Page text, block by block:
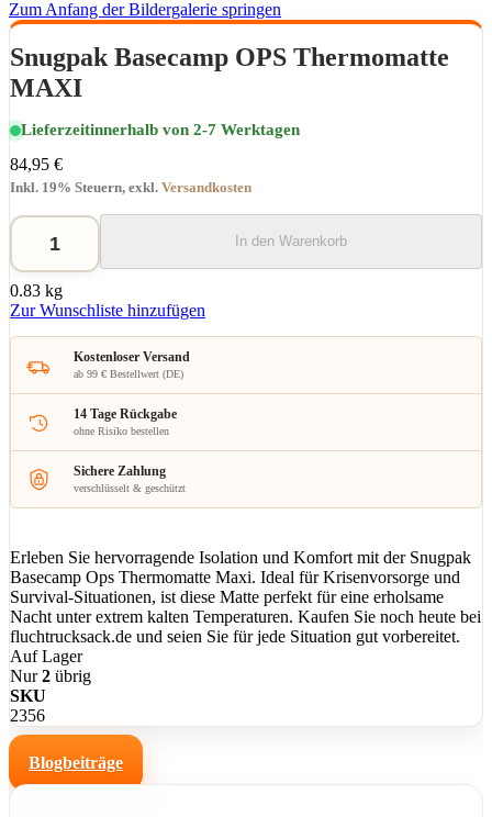
Zum Anfang der Bildergalerie springen
Snugpak Basecamp OPS Thermomatte
MAXI
Lieferzeitinnerhalb von 2-7 Werktagen
84,95 €
Inkl. 19% Steuern, exkl. Versandkosten
In den Warenkorb
0.83 kg
Zur Wunschliste hinzufügen
Kostenloser Versand
ab 99 € Bestellwert (DE)
14 Tage Rückgabe
ohne Risiko bestellen
Sichere Zahlung
verschlüsselt & geschützt
Erleben Sie hervorragende Isolation und Komfort mit der Snugpak
Basecamp Ops Thermomatte Maxi. Ideal für Krisenvorsorge und
Survival-Situationen, ist diese Matte perfekt für eine erholsame
Nacht unter extrem kalten Temperaturen. Kaufen Sie noch heute bei
fluchtrucksack.de und seien Sie für jede Situation gut vorbereitet.
Auf Lager
Nur2 übrig
SKU
2356
Blogbeiträge